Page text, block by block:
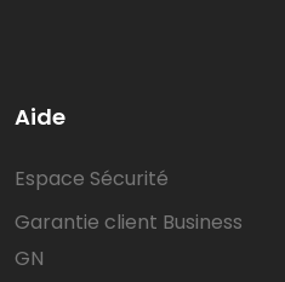
Aide
Espace Sécurité
Garantie client Business
GN